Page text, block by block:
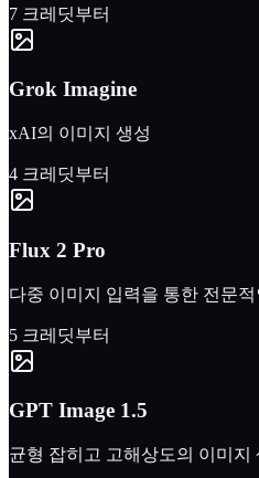
7 크레딧부터
Grok Imagine
xAI의 이미지 생성
4 크레딧부터
Flux 2 Pro
다중 이미지 입력을 통한 전문
5 크레딧부터
GPT Image 1.5
균형 잡히고 고해상도의 이미지